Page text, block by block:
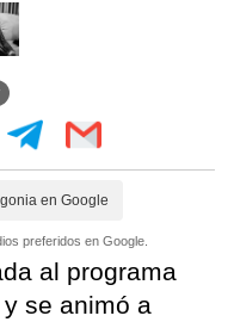
en Google
preferidos en Google.
al programa
se animó a